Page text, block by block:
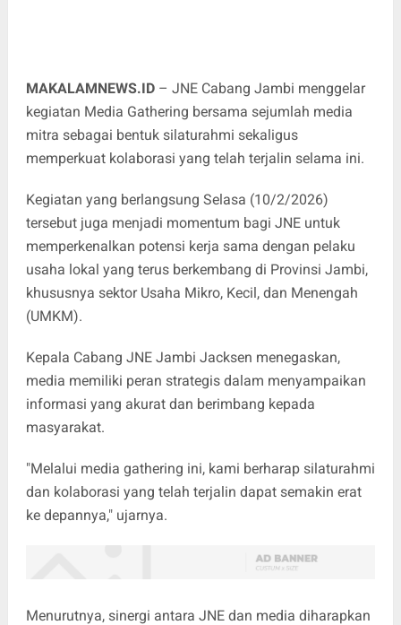
MAKALAMNEWS.ID – JNE Cabang Jambi menggelar
kegiatan Media Gathering bersama sejumlah media
mitra sebagai bentuk silaturahmi sekaligus
memperkuat kolaborasi yang telah terjalin selama ini.
Kegiatan yang berlangsung Selasa (10/2/2026)
tersebut juga menjadi momentum bagi JNE untuk
memperkenalkan potensi kerja sama dengan pelaku
usaha lokal yang terus berkembang di Provinsi Jambi,
khususnya sektor Usaha Mikro, Kecil, dan Menengah
(UMKM).
Kepala Cabang JNE Jambi Jacksen menegaskan,
media memiliki peran strategis dalam menyampaikan
informasi yang akurat dan berimbang kepada
masyarakat.
"Melalui media gathering ini, kami berharap silaturahmi
dan kolaborasi yang telah terjalin dapat semakin erat
ke depannya," ujarnya.
Menurutnya, sinergi antara JNE dan media diharapkan